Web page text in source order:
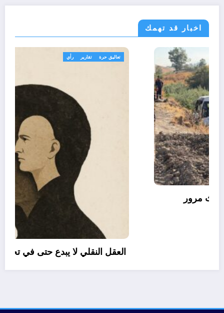
اخبار قد تهمك
الجزائر الحدث
06 وفيات و إصابة 25 جريح في حادث مرور